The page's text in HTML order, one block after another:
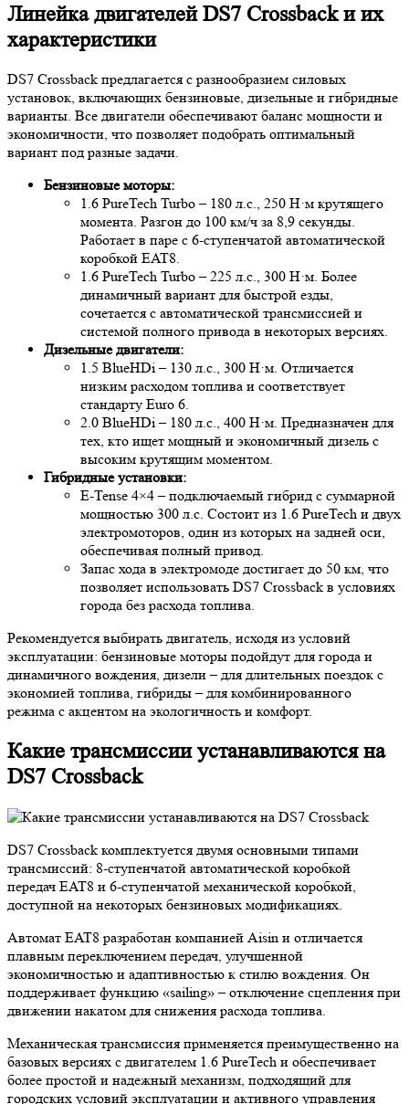
Линейка двигателей DS7 Crossback и их
характеристики
DS7 Crossback предлагается с разнообразием силовых
установок, включающих бензиновые, дизельные и гибридные
варианты. Все двигатели обеспечивают баланс мощности и
экономичности, что позволяет подобрать оптимальный
вариант под разные задачи.
Бензиновые моторы:
1.6 PureTech Turbo – 180 л.с., 250 Н·м крутящего
момента. Разгон до 100 км/ч за 8,9 секунды.
Работает в паре с 6-ступенчатой автоматической
коробкой EAT8.
1.6 PureTech Turbo – 225 л.с., 300 Н·м. Более
динамичный вариант для быстрой езды,
сочетается с автоматической трансмиссией и
системой полного привода в некоторых версиях.
Дизельные двигатели:
1.5 BlueHDi – 130 л.с., 300 Н·м. Отличается
низким расходом топлива и соответствует
стандарту Euro 6.
2.0 BlueHDi – 180 л.с., 400 Н·м. Предназначен для
тех, кто ищет мощный и экономичный дизель с
высоким крутящим моментом.
Гибридные установки:
E-Tense 4×4 – подключаемый гибрид с суммарной
мощностью 300 л.с. Состоит из 1.6 PureTech и двух
электромоторов, один из которых на задней оси,
обеспечивая полный привод.
Запас хода в электромоде достигает до 50 км, что
позволяет использовать DS7 Crossback в условиях
города без расхода топлива.
Рекомендуется выбирать двигатель, исходя из условий
эксплуатации: бензиновые моторы подойдут для города и
динамичного вождения, дизели – для длительных поездок с
экономией топлива, гибриды – для комбинированного
режима с акцентом на экологичность и комфорт.
Какие трансмиссии устанавливаются на
DS7 Crossback
DS7 Crossback комплектуется двумя основными типами
трансмиссий: 8-ступенчатой автоматической коробкой
передач EAT8 и 6-ступенчатой механической коробкой,
доступной на некоторых бензиновых модификациях.
Автомат EAT8 разработан компанией Aisin и отличается
плавным переключением передач, улучшенной
экономичностью и адаптивностью к стилю вождения. Он
поддерживает функцию «sailing» – отключение сцепления при
движении накатом для снижения расхода топлива.
Механическая трансмиссия применяется преимущественно на
базовых версиях с двигателем 1.6 PureTech и обеспечивает
более простой и надежный механизм, подходящий для
городских условий эксплуатации и активного управления